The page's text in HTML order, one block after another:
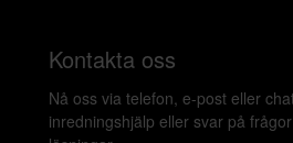
Kontakta oss
Nå oss via telefon, e-post eller
inredningshjälp eller svar på